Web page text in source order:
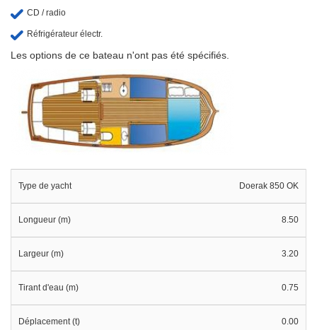
CD / radio
Réfrigérateur électr.
Les options de ce bateau n'ont pas été spécifiés.
Type de yacht Doerak 850 OK
Longueur (m) 8.50
Largeur (m) 3.20
Tirant d'eau (m) 0.75
Déplacement (t) 0.00